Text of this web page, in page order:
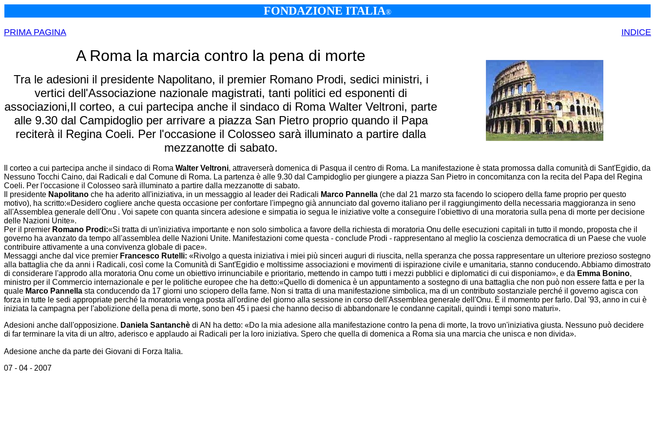
FONDAZIONE ITALIA®
PRIMA PAGINA INDICE
A Roma la marcia contro la pena di morte
Tra le adesioni il presidente Napolitano, il premier Romano Prodi, sedici ministri, i
vertici dell'Associazione nazionale magistrati, tanti politici ed esponenti di
associazioni,Il corteo, a cui partecipa anche il sindaco di Roma Walter Veltroni, parte
alle 9.30 dal Campidoglio per arrivare a piazza San Pietro proprio quando il Papa
reciterà il Regina Coeli. Per l'occasione il Colosseo sarà illuminato a partire dalla
mezzanotte di sabato.
Il corteo a cui partecipa anche il sindaco di Roma Walter Veltroni, attraverserà domenica di Pasqua il centro di Roma. La manifestazione è stata promossa dalla comunità di Sant'Egidio, da
Nessuno Tocchi Caino, dai Radicali e dal Comune di Roma. La partenza è alle 9.30 dal Campidoglio per giungere a piazza San Pietro in concomitanza con la recita del Papa del Regina
Coeli. Per l'occasione il Colosseo sarà illuminato a partire dalla mezzanotte di sabato.
Il presidente Napolitano che ha aderito all'iniziativa, in un messaggio al leader dei Radicali Marco Pannella (che dal 21 marzo sta facendo lo sciopero della fame proprio per questo
motivo), ha scritto:«Desidero cogliere anche questa occasione per confortare l'impegno già annunciato dal governo italiano per il raggiungimento della necessaria maggioranza in seno
all'Assemblea generale dell'Onu . Voi sapete con quanta sincera adesione e simpatia io segua le iniziative volte a conseguire l'obiettivo di una moratoria sulla pena di morte per decisione
delle Nazioni Unite».
Per il premier Romano Prodi:«Si tratta di un'iniziativa importante e non solo simbolica a favore della richiesta di moratoria Onu delle esecuzioni capitali in tutto il mondo, proposta che il
governo ha avanzato da tempo all'assemblea delle Nazioni Unite. Manifestazioni come questa - conclude Prodi - rappresentano al meglio la coscienza democratica di un Paese che vuole
contribuire attivamente a una convivenza globale di pace».
Messaggi anche dal vice premier Francesco Rutelli: «Rivolgo a questa iniziativa i miei più sinceri auguri di riuscita, nella speranza che possa rappresentare un ulteriore prezioso sostegno
alla battaglia che da anni i Radicali, così come la Comunità di Sant'Egidio e moltissime associazioni e movimenti di ispirazione civile e umanitaria, stanno conducendo. Abbiamo dimostrato
di considerare l'approdo alla moratoria Onu come un obiettivo irrinunciabile e prioritario, mettendo in campo tutti i mezzi pubblici e diplomatici di cui disponiamo», e da Emma Bonino,
ministro per il Commercio internazionale e per le politiche europee che ha detto:«Quello di domenica è un appuntamento a sostegno di una battaglia che non può non essere fatta e per la
quale Marco Pannella sta conducendo da 17 giorni uno sciopero della fame. Non si tratta di una manifestazione simbolica, ma di un contributo sostanziale perché il governo agisca con
forza in tutte le sedi appropriate perché la moratoria venga posta all'ordine del giorno alla sessione in corso dell'Assemblea generale dell'Onu. È il momento per farlo. Dal '93, anno in cui è
iniziata la campagna per l'abolizione della pena di morte, sono ben 45 i paesi che hanno deciso di abbandonare le condanne capitali, quindi i tempi sono maturi».
Adesioni anche dall'opposizione. Daniela Santanchè di AN ha detto: «Do la mia adesione alla manifestazione contro la pena di morte, la trovo un'iniziativa giusta. Nessuno può decidere
di far terminare la vita di un altro, aderisco e applaudo ai Radicali per la loro iniziativa. Spero che quella di domenica a Roma sia una marcia che unisca e non divida».
Adesione anche da parte dei Giovani di Forza Italia.
07 - 04 - 2007